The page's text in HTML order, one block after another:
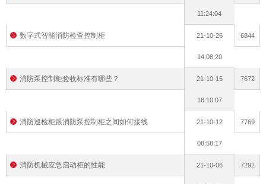
11:24:04
数字式智能消防检查控制柜 21-10-26
14:08:20
6844
消防泵控制柜验收标准有哪些？ 21-10-15
16:10:07
7672
消防巡检柜跟消防泵控制柜之间如何接线 21-10-12
08:58:17
7769
消防机械应急启动柜的性能 21-10-06 7292